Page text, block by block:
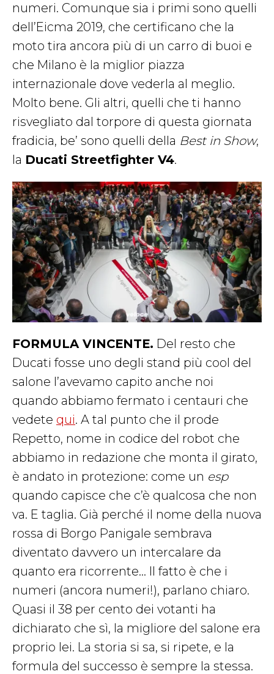
numeri. Comunque sia i primi sono quelli
dell’Eicma 2019, che certificano che la
moto tira ancora più di un carro di buoi e
che Milano è la miglior piazza
internazionale dove vederla al meglio.
Molto bene. Gli altri, quelli che ti hanno
risvegliato dal torpore di questa giornata
fradicia, be’ sono quelli della Best in Show,
la Ducati Streetfighter V4.
FORMULA VINCENTE. Del resto che
Ducati fosse uno degli stand più cool del
salone l’avevamo capito anche noi
quando abbiamo fermato i centauri che
vedete qui. A tal punto che il prode
Repetto, nome in codice del robot che
abbiamo in redazione che monta il girato,
è andato in protezione: come un esp
quando capisce che c’è qualcosa che non
va. E taglia. Già perché il nome della nuova
rossa di Borgo Panigale sembrava
diventato davvero un intercalare da
quanto era ricorrente… Il fatto è che i
numeri (ancora numeri!), parlano chiaro.
Quasi il 38 per cento dei votanti ha
dichiarato che sì, la migliore del salone era
proprio lei. La storia si sa, si ripete, e la
formula del successo è sempre la stessa.